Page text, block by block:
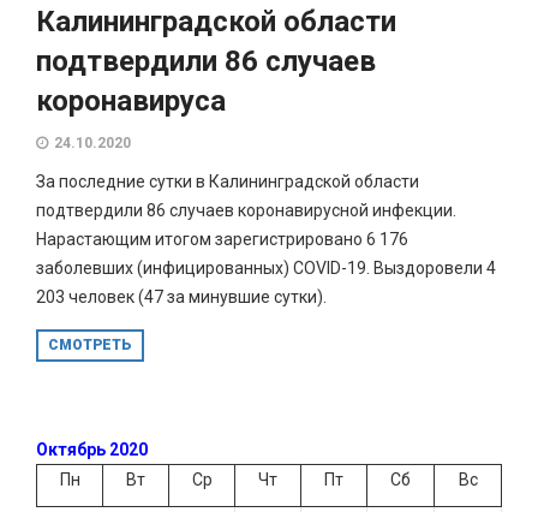
Калининградской области
подтвердили 86 случаев
коронавируса
24.10.2020
За последние сутки в Калининградской области
подтвердили 86 случаев коронавирусной инфекции.
Нарастающим итогом зарегистрировано 6 176
заболевших (инфицированных) COVID-19. Выздоровели 4
203 человек (47 за минувшие сутки).
СМОТРЕТЬ
Октябрь 2020
Пн
Вт Ср Чт Пт Сб Вс